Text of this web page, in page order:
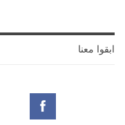
ابقوا معنا